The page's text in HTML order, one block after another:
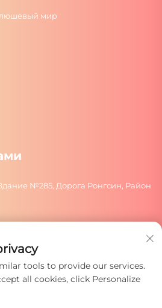
мир
№285, Дорога Ронгсин, Район
ОТПРАВИТЬ
tools to provide our services.
all cookies, click Personalize